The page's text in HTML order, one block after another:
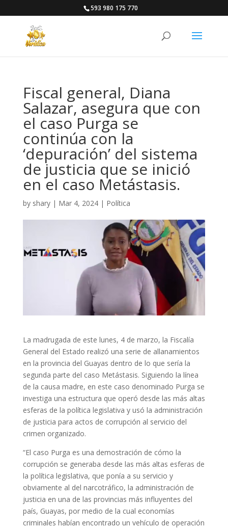
593 980 175 770
Fiscal general, Diana
Salazar, asegura que con
el caso Purga se
continúa con la
‘depuración’ del sistema
de justicia que se inició
en el caso Metástasis.
by shary| Mar 4, 2024| Política
La madrugada de este lunes, 4 de marzo, la Fiscalía
General del Estado realizó una serie de allanamientos
en la provincia del Guayas dentro de lo que sería la
segunda parte del caso Metástasis. Siguiendo la línea
de la causa madre, en este caso denominado Purga se
investiga una estructura que operó desde las más altas
esferas de la política legislativa y usó la administración
de justicia para actos de corrupción al servicio del
crimen organizado.
“El caso Purga es una demostración de cómo la
corrupción se generaba desde las más altas esferas de
la política legislativa, que ponía a su servicio y
obviamente al del narcotráfico, la administración de
justicia en una de las provincias más influyentes del
país, Guayas, por medio de la cual economías
criminales habían encontrado un vehículo de operación